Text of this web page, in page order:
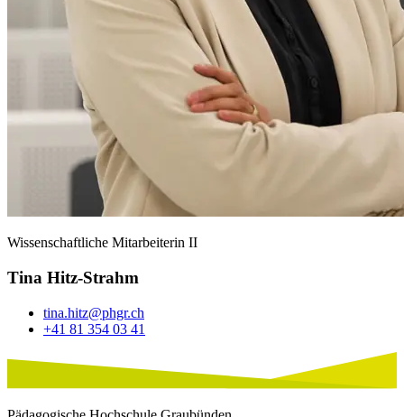
Wissenschaftliche Mitarbeiterin II
Tina Hitz-Strahm
tina.hitz@phgr.ch
+41 81 354 03 41